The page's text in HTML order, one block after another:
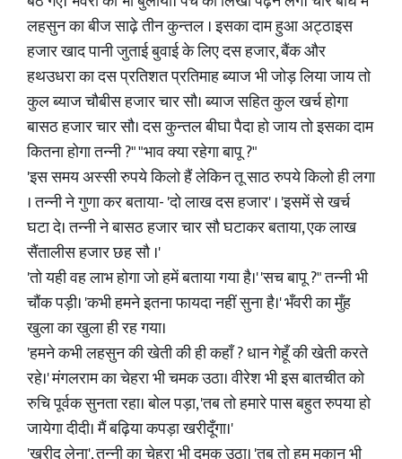
लहसुन का बीज साढ़े तीन कुन्तल । इसका दाम हुआ अट्ठाइस
हजार खाद पानी जुताई बुवाई के लिए दस हजार, बैंक और
हथउधरा का दस प्रतिशत प्रतिमाह ब्याज भी जोड़ लिया जाय तो
कुल ब्याज चौबीस हजार चार सौ। ब्याज सहित कुल खर्च होगा
बासठ हजार चार सौ। दस कुन्तल बीघा पैदा हो जाय तो इसका दाम
कितना होगा तन्नी ?" "भाव क्या रहेगा बापू ?"
'इस समय अस्सी रुपये किलो हैं लेकिन तू साठ रुपये किलो ही लगा
। तन्नी ने गुणा कर बताया- 'दो लाख दस हजार' । 'इसमें से खर्च
घटा दे। तन्नी ने बासठ हजार चार सौ घटाकर बताया, एक लाख
सैंतालीस हजार छह सौ ।'
'तो यही वह लाभ होगा जो हमें बताया गया है।' 'सच बापू ?" तन्नी भी
चौंक पड़ी। 'कभी हमने इतना फायदा नहीं सुना है।' भँवरी का मुँह
खुला का खुला ही रह गया।
'हमने कभी लहसुन की खेती की ही कहाँ ? धान गेहूँ की खेती करते
रहे।' मंगलराम का चेहरा भी चमक उठा। वीरेश भी इस बातचीत को
रुचि पूर्वक सुनता रहा। बोल पड़ा, 'तब तो हमारे पास बहुत रुपया हो
जायेगा दीदी। मैं बढ़िया कपड़ा खरीदूँगा।'